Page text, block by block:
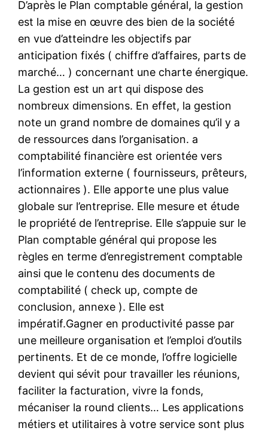
D’après le Plan comptable général, la gestion
est la mise en œuvre des bien de la société
en vue d’atteindre les objectifs par
anticipation fixés ( chiffre d’affaires, parts de
marché… ) concernant une charte énergique.
La gestion est un art qui dispose des
nombreux dimensions. En effet, la gestion
note un grand nombre de domaines qu’il y a
de ressources dans l’organisation. a
comptabilité financière est orientée vers
l’information externe ( fournisseurs, prêteurs,
actionnaires ). Elle apporte une plus value
globale sur l’entreprise. Elle mesure et étude
le propriété de l’entreprise. Elle s’appuie sur le
Plan comptable général qui propose les
règles en terme d’enregistrement comptable
ainsi que le contenu des documents de
comptabilité ( check up, compte de
conclusion, annexe ). Elle est
impératif.Gagner en productivité passe par
une meilleure organisation et l’emploi d’outils
pertinents. Et de ce monde, l’offre logicielle
devient qui sévit pour travailler les réunions,
faciliter la facturation, vivre la fonds,
mécaniser la round clients… Les applications
métiers et utilitaires à votre service sont plus